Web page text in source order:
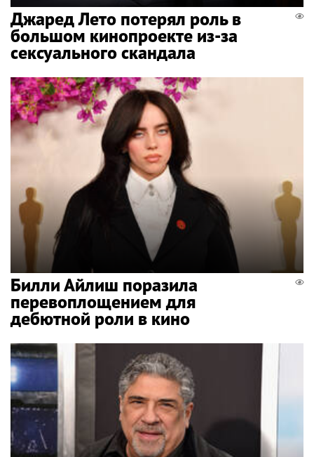
Джаред Лето потерял роль в
большом кинопроекте из-за
сексуального скандала
Билли Айлиш поразила
перевоплощением для
дебютной роли в кино